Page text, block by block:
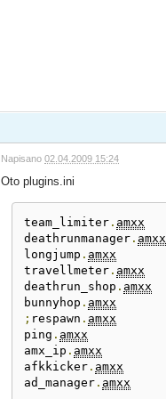
Napisano02.04.2009 15:24
Oto plugins.ini
team_limiter . amxx
deathrunmanager . amxx
longjump . amxx
travellmeter . amxx
deathrun_shop . amxx
bunnyhop . amxx
; respawn . amxx
ping . amxx
amx_ip . amxx
afkkicker . amxx
ad_manager . amxx